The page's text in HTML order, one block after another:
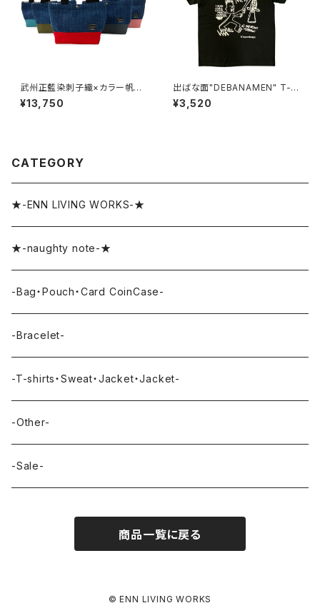
武州正藍染刺子織×カラー帆布
LUNCHトートバッグ
¥13,750
出ばな面"DEBANAMEN" T-S
HIRTS
¥3,520
CATEGORY
★-ENN LIVING WORKS-★
★-naughty note-★
-Bag・Pouch・Card CoinCase-
-Bracelet-
-T-shirts・Sweat・Jacket・Jacket-
-Other-
-Sale-
商品一覧に戻る
© ENN LIVING WORKS